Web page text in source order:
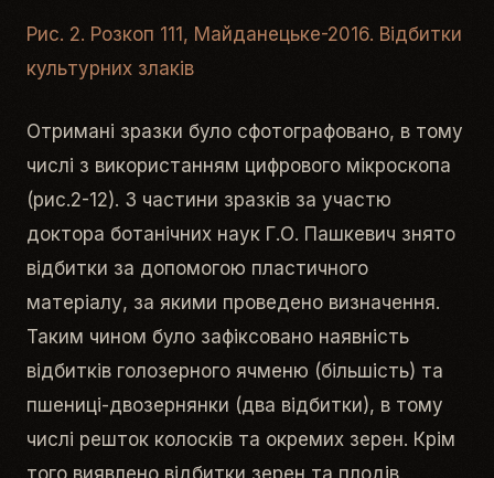
Рис. 2. Розкоп 111, Майданецьке-2016. Відбитки
культурних злаків
Отримані зразки було сфотографовано, в тому
числі з використанням цифрового мікроскопа
(рис.2-12). З частини зразків за участю
доктора ботанічних наук Г.О. Пашкевич знято
відбитки за допомогою пластичного
матеріалу, за якими проведено визначення.
Таким чином було зафіксовано наявність
відбитків голозерного ячменю (більшість) та
пшениці-двозернянки (два відбитки), в тому
числі решток колосків та окремих зерен. Крім
того виявлено відбитки зерен та плодів,